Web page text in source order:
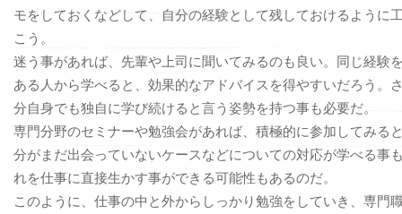
モをしておくなどして、自分の経験として残しておけるように
こう。
迷う事があれば、先輩や上司に聞いてみるのも良い。同じ経験
ある人から学べると、効果的なアドバイスを得やすいだろう。
分自身でも独自に学び続けると言う姿勢を持つ事も必要だ。
専門分野のセミナーや勉強会があれば、積極的に参加してみる
分がまだ出会っていないケースなどについての対応が学べる事
れを仕事に直接生かす事ができる可能性もあるのだ。
このように、仕事の中と外からしっかり勉強をしていき、専門